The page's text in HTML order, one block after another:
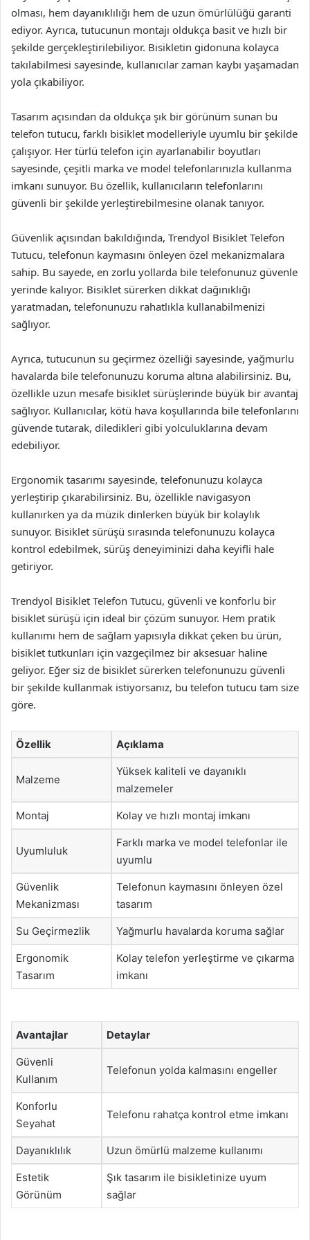
olması, hem dayanıklılığı hem de uzun ömürlülüğü garanti
ediyor. Ayrıca, tutucunun montajı oldukça basit ve hızlı bir
şekilde gerçekleştirilebiliyor. Bisikletin gidonuna kolayca
takılabilmesi sayesinde, kullanıcılar zaman kaybı yaşamadan
yola çıkabiliyor.
Tasarım açısından da oldukça şık bir görünüm sunan bu
telefon tutucu, farklı bisiklet modelleriyle uyumlu bir şekilde
çalışıyor. Her türlü telefon için ayarlanabilir boyutları
sayesinde, çeşitli marka ve model telefonlarınızla kullanma
imkanı sunuyor. Bu özellik, kullanıcıların telefonlarını
güvenli bir şekilde yerleştirebilmesine olanak tanıyor.
Güvenlik açısından bakıldığında, Trendyol Bisiklet Telefon
Tutucu, telefonun kaymasını önleyen özel mekanizmalara
sahip. Bu sayede, en zorlu yollarda bile telefonunuz güvenle
yerinde kalıyor. Bisiklet sürerken dikkat dağınıklığı
yaratmadan, telefonunuzu rahatlıkla kullanabilmenizi
sağlıyor.
Ayrıca, tutucunun su geçirmez özelliği sayesinde, yağmurlu
havalarda bile telefonunuzu koruma altına alabilirsiniz. Bu,
özellikle uzun mesafe bisiklet sürüşlerinde büyük bir avantaj
sağlıyor. Kullanıcılar, kötü hava koşullarında bile telefonlarını
güvende tutarak, diledikleri gibi yolculuklarına devam
edebiliyor.
Ergonomik tasarımı sayesinde, telefonunuzu kolayca
yerleştirip çıkarabilirsiniz. Bu, özellikle navigasyon
kullanırken ya da müzik dinlerken büyük bir kolaylık
sunuyor. Bisiklet sürüşü sırasında telefonunuzu kolayca
kontrol edebilmek, sürüş deneyiminizi daha keyifli hale
getiriyor.
Trendyol Bisiklet Telefon Tutucu, güvenli ve konforlu bir
bisiklet sürüşü için ideal bir çözüm sunuyor. Hem pratik
kullanımı hem de sağlam yapısıyla dikkat çeken bu ürün,
bisiklet tutkunları için vazgeçilmez bir aksesuar haline
geliyor. Eğer siz de bisiklet sürerken telefonunuzu güvenli
bir şekilde kullanmak istiyorsanız, bu telefon tutucu tam size
göre.
Özellik Açıklama
Malzeme
Yüksek kaliteli ve dayanıklı
malzemeler
Montaj Kolay ve hızlı montaj imkanı
Uyumluluk
Farklı marka ve model telefonlar ile
uyumlu
Güvenlik
Mekanizması
Telefonun kaymasını önleyen özel
tasarım
Su Geçirmezlik Yağmurlu havalarda koruma sağlar
Ergonomik
Tasarım
Kolay telefon yerleştirme ve çıkarma
imkanı
Avantajlar Detaylar
Güvenli
Kullanım
Telefonun yolda kalmasını engeller
Konforlu
Seyahat
Telefonu rahatça kontrol etme imkanı
Dayanıklılık Uzun ömürlü malzeme kullanımı
Estetik
Görünüm
Şık tasarım ile bisikletinize uyum
sağlar